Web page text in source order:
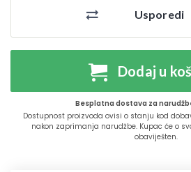
Usporedi
Dodaj u
Besplatna dostava za
Dostupnost proizvoda ovisi o stanju kod
nakon zaprimanja narudžbe. Kupac će o
obaviješten.